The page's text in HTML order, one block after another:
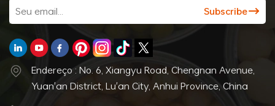
Endereço : No. 6, Xiangyu Road, Chengnan Avenue,
Yuan'an District, Lu'an City, Anhui Province, China